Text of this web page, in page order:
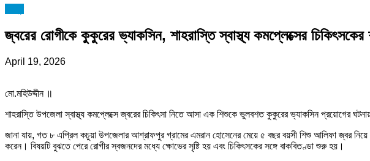
জ্বরের রোগীকে কুকুরের ভ্যাকসিন, শাহরাস্তি স্বাস্থ্য কমপ্লেক্সের
April 19, 2026
মো.মহিউদ্দীন ॥
শাহরাস্তি উপজেলা স্বাস্থ্য কমপ্লেক্সে জ্বরের চিকিৎসা নিতে আসা এক শিশুকে ভুলবশত কুকুরের ভ্যাকসিন প্রয়োগের
জানা যায়, গত ৮ এপ্রিল কচুয়া উপজেলার আশ্রাফপুর গ্রামের এমরান হোসেনের মেয়ে ৫ বছর বয়সী শিশু আলিফা জ্বর
করেন। বিষয়টি বুঝতে পেরে রোগীর স্বজনদের মধ্যে ক্ষোভের সৃষ্টি হয় এবং চিকিৎসকের সঙ্গে বাকবিতণ্ডা শুরু হয়।